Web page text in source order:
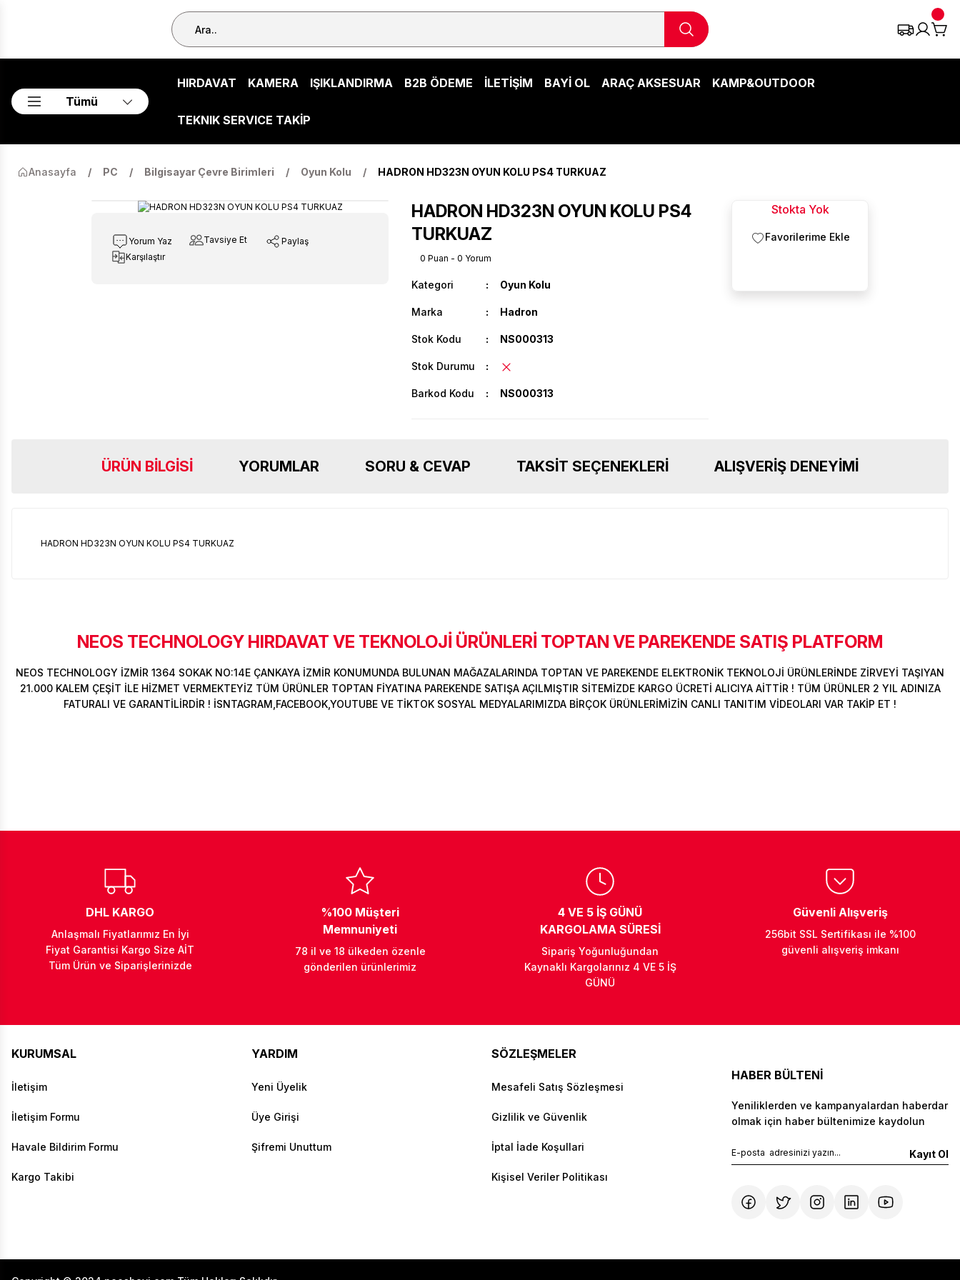
Tümü
HIRDAVAT KAMERA IŞIKLANDIRMA B2B ÖDEME İLETİŞİM BAYİ OL ARAÇ AKSESUAR KAMP&OUTDOOR
TEKNIK SERVICE TAKİP
Anasayfa PC Bilgisayar Çevre Birimleri Oyun Kolu HADRON HD323N OYUN KOLU PS4 TURKUAZ
Yorum Yaz Tavsiye Et
Paylaş
Karşılaştır
HADRON HD323N OYUN KOLU PS4
TURKUAZ
0 Puan - 0 Yorum
Kategori Oyun Kolu
Marka Hadron
Stok Kodu NS000313
Stok Durumu
Barkod Kodu NS000313
Stokta Yok
ÜRÜN BILGISI YORUMLAR SORU & CEVAP TAKSIT SEÇENEKLERI ALIŞVERIŞ DENEYIMI
HADRON HD323N OYUN KOLU PS4 TURKUAZ
Bu ürüne ilk yorumu siz yapın!
Yorum Yaz
Ürün hakkında henüz soru sorulmamış.
Soru Sor
Sitemize ilk yorumu siz yapın!
Deneyimini Paylaş
NEOS TECHNOLOGY HIRDAVAT VE TEKNOLOJİ ÜRÜNLERİ TOPTAN VE PAREKENDE SATIŞ PLATFORM
NEOS TECHNOLOGY İZMİR 1364 SOKAK NO:14E ÇANKAYA İZMİR KONUMUNDA BULUNAN MAĞAZALARINDA TOPTAN VE PAREKENDE ELEKTRONİK TEKNOLOJİ ÜRÜNLERİNDE ZİRVEYİ TAŞIYAN
21.000 KALEM ÇEŞİT İLE HİZMET VERMEKTEYİZ TÜM ÜRÜNLER TOPTAN FİYATINA PAREKENDE SATIŞA AÇILMIŞTIR SİTEMİZDE KARGO ÜCRETİ ALICIYA AİTTİR ! TÜM ÜRÜNLER 2 YIL ADINIZA
FATURALI VE GARANTİLİRDİR ! İSNTAGRAM,FACEBOOK,YOUTUBE VE TİKTOK SOSYAL MEDYALARIMIZDA BİRÇOK ÜRÜNLERİMİZİN CANLI TANITIM VİDEOLARI VAR TAKİP ET !
DHL KARGO
Anlaşmalı Fiyatlarımız En İyi
Fiyat Garantisi Kargo Size AİT
Tüm Ürün ve Siparişlerinizde
%100 Müşteri
Memnuniyeti
78 il ve 18 ülkeden özenle
gönderilen ürünlerimiz
4 VE 5 İŞ GÜNÜ
KARGOLAMA SÜRESİ
Sipariş Yoğunluğundan
Kaynaklı Kargolarınız 4 VE 5 İŞ
GÜNÜ
Güvenli Alışveriş
256bit SSL Sertifikası ile %100
güvenli alışveriş imkanı
KURUMSAL
İletişim
İletişim Formu
Havale Bildirim Formu
Kargo Takibi
YARDIM
Yeni Üyelik
Üye Girişi
Şifremi Unuttum
SÖZLEŞMELER
Mesafeli Satış Sözleşmesi
Gizlilik ve Güvenlik
İptal İade Koşullari
Kişisel Veriler Politikası
HABER BÜLTENİ
Yeniliklerden ve kampanyalardan haberdar
olmak için haber bültenimize kaydolun
Kayıt Ol